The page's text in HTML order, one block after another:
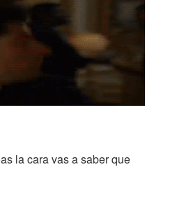
la cara vas a saber que